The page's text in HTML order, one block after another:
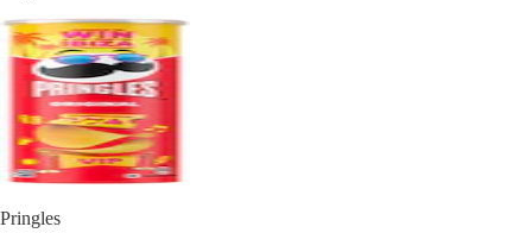
Pringles